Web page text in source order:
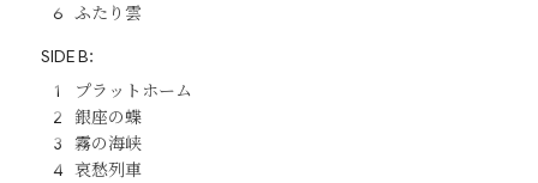
ふたり雲
SIDE B：
プラットホーム
銀座の蝶
霧の海峡
哀愁列車